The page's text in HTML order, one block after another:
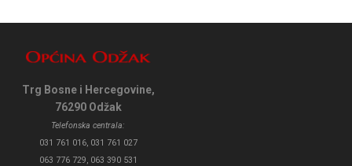
Trg Bosne i Hercegovine,
76290 Odžak
Telefonska centrala:
031 761 016, 031 761 027
063 776 729, 063 390 531